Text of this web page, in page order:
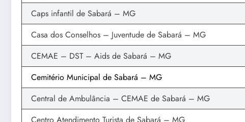
Caps infantil de Sabará – MG
Casa dos Conselhos – Juventude de Sabará – MG
CEMAE – DST – Aids de Sabará – MG
Cemitério Municipal de Sabará – MG
Central de Ambulância – CEMAE de Sabará – MG